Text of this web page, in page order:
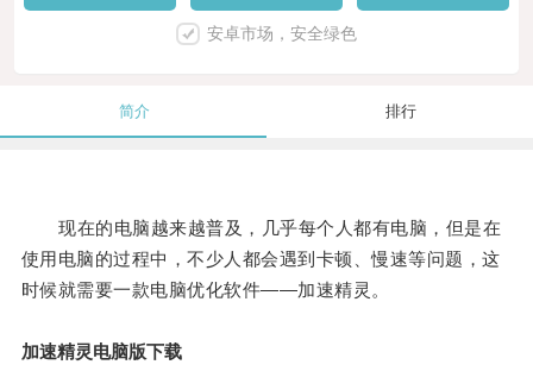
安卓市场，安全绿色
简介 排行
现在的电脑越来越普及，几乎每个人都有电脑，但是在
使用电脑的过程中，不少人都会遇到卡顿、慢速等问题，这
时候就需要一款电脑优化软件——加速精灵。
加速精灵电脑版下载